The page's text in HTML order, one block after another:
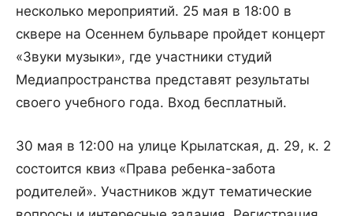
несколько мероприятий. 25 мая в 18:00 в
сквере на Осеннем бульваре пройдет концерт
«Звуки музыки», где участники студий
Медиапространства представят результаты
своего учебного года. Вход бесплатный.
30 мая в 12:00 на улице Крылатская, д. 29, к. 2
состоится квиз «Права ребенка-забота
родителей». Участников ждут тематические